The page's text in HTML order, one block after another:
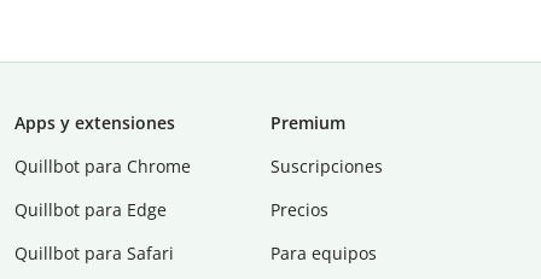
Apps y extensiones
Quillbot para Chrome
Quillbot para Edge
Quillbot para Safari
Premium
Suscripciones
Precios
Para equipos